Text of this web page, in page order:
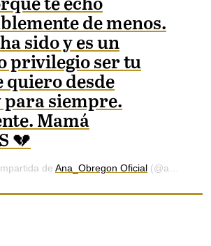
te echo
de menos.
sido y es un
privilegio ser tu
quiero desde
para siempre.
Mamá
💔
de Ana_Obregon Oficial (@ana_obregon_oficial) el